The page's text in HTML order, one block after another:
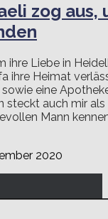
zog aus,
ihre Liebe in
ihre Heimat
eine
steckt auch mir als
Mann
2020